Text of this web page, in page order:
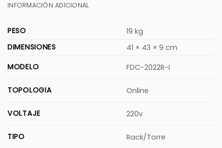
INFORMACIÓN ADICIONAL
PESO
19 kg
DIMENSIONES
41 × 43 × 9 cm
MODELO
FDC-2022R-I
TOPOLOGIA Online
VOLTAJE 220v
TIPO Rack/Torre